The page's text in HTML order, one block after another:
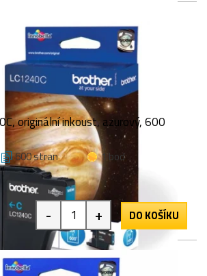
originální inkoust, azurový, 600
600 stran
1 bod
- + DO KOŠÍKU